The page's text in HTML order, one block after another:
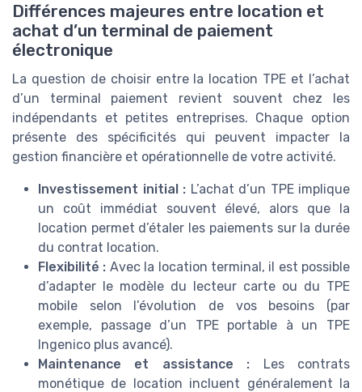
Différences majeures entre location et
achat d’un terminal de paiement
électronique
La question de choisir entre la location TPE et l’achat
d’un terminal paiement revient souvent chez les
indépendants et petites entreprises. Chaque option
présente des spécificités qui peuvent impacter la
gestion financière et opérationnelle de votre activité.
Investissement initial : L’achat d’un TPE implique
un coût immédiat souvent élevé, alors que la
location permet d’étaler les paiements sur la durée
du contrat location.
Flexibilité : Avec la location terminal, il est possible
d’adapter le modèle du lecteur carte ou du TPE
mobile selon l’évolution de vos besoins (par
exemple, passage d’un TPE portable à un TPE
Ingenico plus avancé).
Maintenance et assistance : Les contrats
monétique de location incluent généralement la